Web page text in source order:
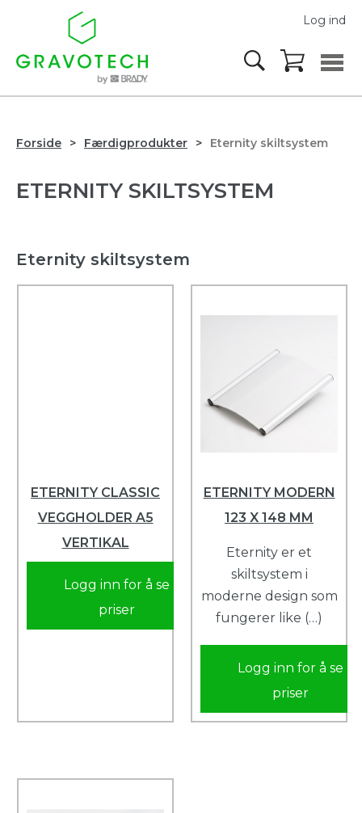
Log ind
Forside Færdigprodukter Eternity skiltsystem
ETERNITY SKILTSYSTEM
Eternity skiltsystem
ETERNITY CLASSIC
VEGGHOLDER A5
VERTIKAL
Logg inn for å se
priser
ETERNITY MODERN
123 X 148 MM
Eternity er et
skiltsystem i
moderne design som
fungerer like (…)
Logg inn for å se
priser